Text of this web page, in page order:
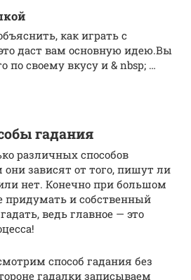
как играть с
даст вам основную идею.Вы
по своему вкусу и & nbsp; …
гадания
различных способов
они зависят от того, пишут ли
нет. Конечно при большом
и собственный
ведь главное — это
способ гадания без
гадалки записываем